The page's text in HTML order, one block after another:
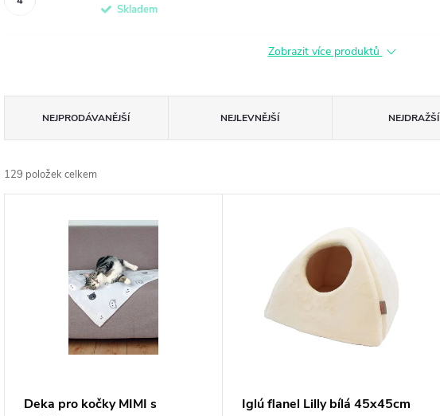
Skladem
Zobrazit více produktů
a
z
NEJPRODÁVANĚJŠÍ NEJLEVNĚJŠÍ NEJDRAŽŠÍ
129 položek celkem
Deka pro kočky MIMI s
Iglú flanel Lilly bílá 45x45cm